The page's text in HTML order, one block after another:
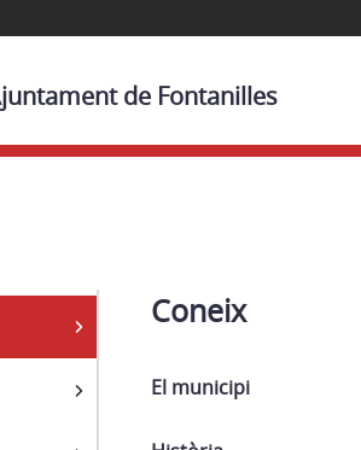
de Fontanilles
Coneix
El municipi